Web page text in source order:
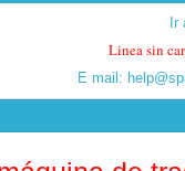
Ir
Linea sin
E mail:
Ir
Linea sin
E mail: